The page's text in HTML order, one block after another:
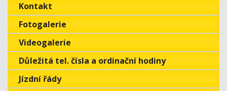
Kontakt
Fotogalerie
Videogalerie
Důležitá tel. čísla a ordinační hodiny
Jízdní řády